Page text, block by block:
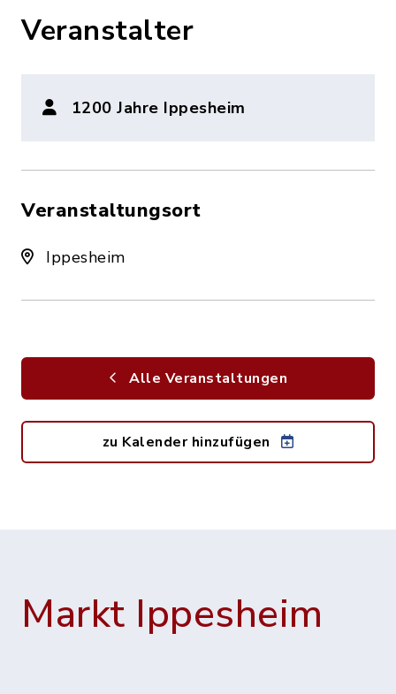
Veranstalter
1200 Jahre Ippesheim
Veranstaltungsort
Ippesheim
Alle Veranstaltungen
zu Kalender hinzufügen
Markt Ippesheim